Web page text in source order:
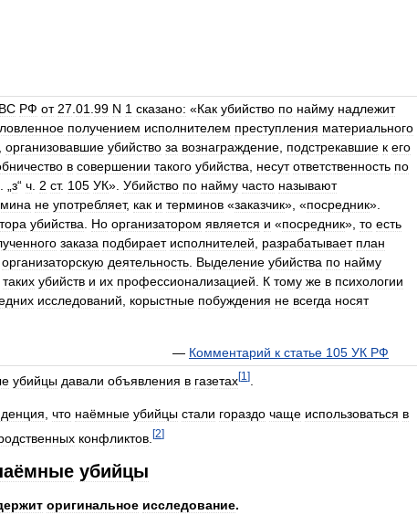
ВС РФ от 27.01.99 N 1 сказано: «Как убийство по найму надлежит
получением исполнителем преступления материального
, организовавшие убийство за вознаграждение, подстрекавшие к его
в совершении такого убийства, несут ответственность по
. „з“ ч. 2 ст. 105 УК». Убийство по найму часто называют
не употребляет, как и терминов «заказчик», «посредник».
убийства. Но организатором является и «посредник», то есть
заказа подбирает исполнителей, разрабатывает план
организаторскую деятельность. Выделение убийства по найму
таких убийств и их профессионализацией. К тому же в психологии
исследований, корыстные побуждения не всегда носят
— Комментарий к статье 105 УК РФ
убийцы давали объявления в газетах[1 ]
что наёмные убийцы стали гораздо чаще использоваться в
конфликтов [2]
убийцы
оригинальное исследование.